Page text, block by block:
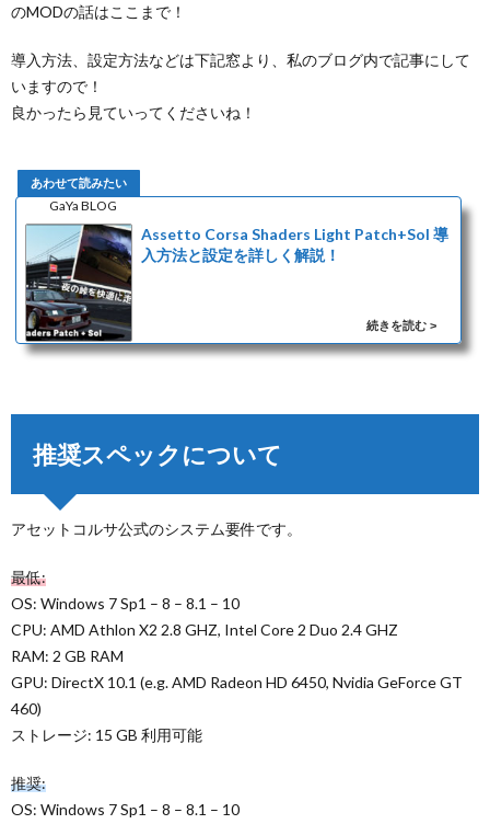
のMODの話はここまで！
導入方法、設定方法などは下記窓より、私のブログ内で記事にして
いますので！
良かったら見ていってくださいね！
GaYa BLOG
Assetto Corsa Shaders Light Patch+Sol 導
入方法と設定を詳しく解説！
推奨スペックについて
アセットコルサ公式のシステム要件です。
最低:
OS: Windows 7 Sp1 – 8 – 8.1 – 10
CPU: AMD Athlon X2 2.8 GHZ, Intel Core 2 Duo 2.4 GHZ
RAM: 2 GB RAM
GPU: DirectX 10.1 (e.g. AMD Radeon HD 6450, Nvidia GeForce GT
460)
ストレージ: 15 GB 利用可能
推奨:
OS: Windows 7 Sp1 – 8 – 8.1 – 10